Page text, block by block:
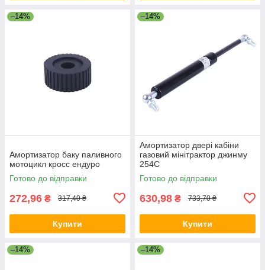
–14%
Амортизатор баку паливного
мотоцикл кросс ендуро
Готово до відправки
272,96 ₴ 317,40 ₴
Купити
–14%
Амортизатор двері кабіни
газовий мінітрактор джинму
254C
Готово до відправки
630,98 ₴ 733,70 ₴
Купити
–14% –14%